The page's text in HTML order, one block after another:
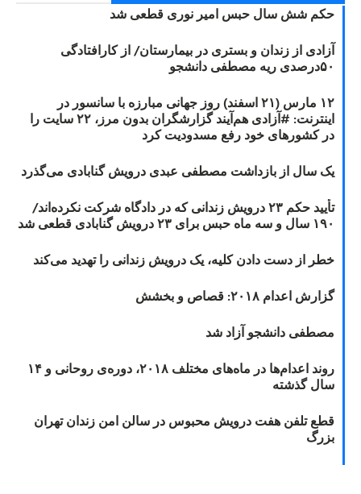
حکم شش سال حبس امیر نوری قطعی شد
آزادی از زندان و بستری در بیمارستان/ از کارافتادگی
۵۰درصدی ریه مصطفی دانشجو
۱۲ مارس (۲۱ اسفند) روز جهانی مبارزه با سانسور در
اینترنت: #آزادی هم‌آیند گزارشگران‌ بدون مرز، ۲۲ سایت را
در کشورهای خود رفع مسدودیت کرد
یک سال از بازداشت مصطفی عبدی درویش گنابادی می‌گذرد
تأیید حکم ۲۳ درویش زندانی که در دادگاه شرکت نکرده‌اند/
۱۹۰ سال و سه ماه حبس برای ۲۳ درویش گنابادی قطعی شد
خطر از دست دادن کلیه، یک درویش زندانی را تهدید می‌کند
گزارش اعدام ۲۰۱۸: قصاص و بخشش
مصطفی دانشجو آزاد شد
روند اعدام‌ها در ماه‌های مختلف ۲۰۱۸، دوره‌ی روحانی و ۱۴
سال گذشته
قطع تلفن هفت درویش محبوس در سالن امن زندان تهران
بزرگ